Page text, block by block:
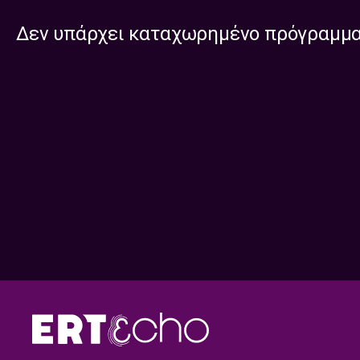
Δεν υπάρχει καταχωρημένο